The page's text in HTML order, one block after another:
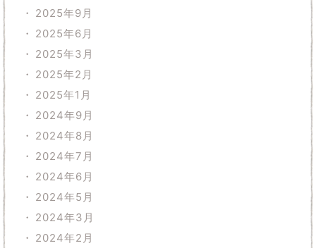
2025年9月
2025年6月
2025年3月
2025年2月
2025年1月
2024年9月
2024年8月
2024年7月
2024年6月
2024年5月
2024年3月
2024年2月